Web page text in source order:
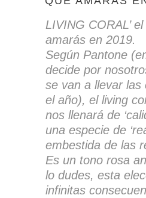
LIVING CORAL’
amarás en 2019.
Según Pantone
decide por
se van a llevar las
el año), el living
nos llenará de
una especie de
embestida de las
Es un tono rosa
lo dudes, esta
infinitas